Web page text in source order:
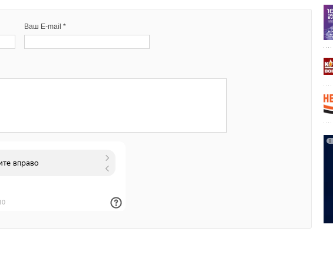
Ваш E-mail *
от проведения мероприятий по автоматизации и переходу
управлению на основании данных
инженерными данными, а также предоставляет услуги в области анализа
процессов, связанных с созданием и использованием инженерных
создавая технологии для российского рынка.